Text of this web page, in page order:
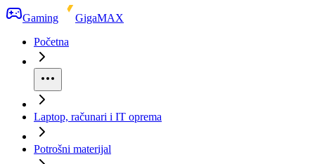
Gaming
GigaMAX
Početna
Laptop, računari i IT oprema
Potrošni materijal